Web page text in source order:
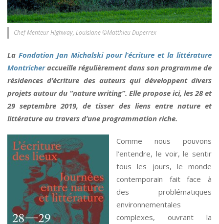
Chef Menteur Highway, Louisiane ©Matthieu Duperrex
La Fondation Jan Michalski pour l’écriture et la littérature
Montricheraccueille régulièrement dans son programme de
résidences d’écriture des auteurs qui développent divers
projets autour du “nature writing”. Elle propose ici, les 28 et
29 septembre 2019, de tisser des liens entre nature et
littérature au travers d’une programmation riche.
Comme nous pouvons
l’entendre, le voir, le sentir
tous les jours, le monde
contemporain fait face à
des problématiques
environnementales
complexes, ouvrant la